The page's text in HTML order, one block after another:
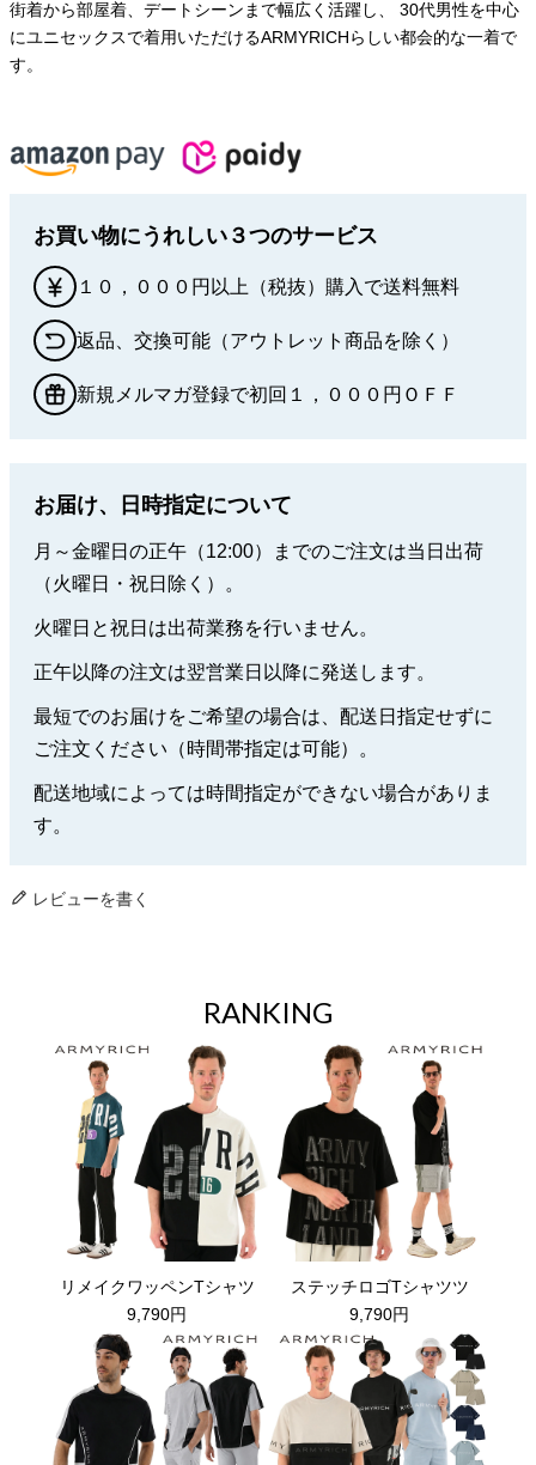
街着から部屋着、デートシーンまで幅広く活躍し、 30代男性を中心
にユニセックスで着用いただけるARMYRICHらしい都会的な一着で
す。
お買い物にうれしい３つのサービス
１０，０００円以上（税抜）購入で送料無料
返品、交換可能（アウトレット商品を除く）
新規メルマガ登録で初回１，０００円ＯＦＦ
お届け、日時指定について
月～金曜日の正午（12:00）までのご注文は当日出荷
（火曜日・祝日除く）。
火曜日と祝日は出荷業務を行いません。
正午以降の注文は翌営業日以降に発送します。
最短でのお届けをご希望の場合は、配送日指定せずに
ご注文ください（時間帯指定は可能）。
配送地域によっては時間指定ができない場合がありま
す。
レビューを書く
RANKING
リメイクワッペンTシャツ
9,790円
ステッチロゴTシャツツ
9,790円